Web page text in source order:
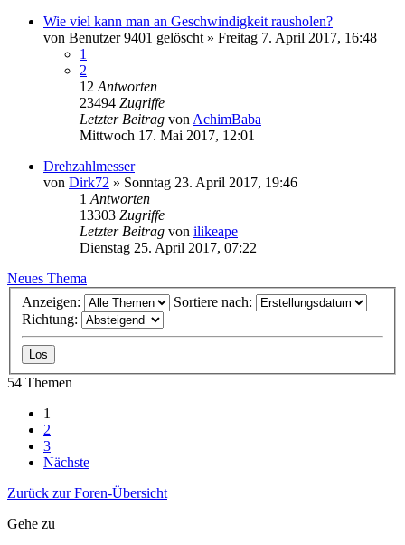
Wie viel kann man an Geschwindigkeit rausholen?
von Benutzer 9401 gelöscht » Freitag 7. April 2017, 16:48
1
2
12 Antworten
23494 Zugriffe
Letzter Beitrag von AchimBaba
Mittwoch 17. Mai 2017, 12:01
Drehzahlmesser
von Dirk72 » Sonntag 23. April 2017, 19:46
1 Antworten
13303 Zugriffe
Letzter Beitrag von ilikeape
Dienstag 25. April 2017, 07:22
Neues Thema
Anzeigen:
Sortiere nach:
Richtung:
54 Themen
1
2
3
Nächste
Zurück zur Foren-Übersicht
Gehe zu